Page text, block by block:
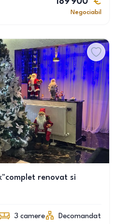
Negociabil
renovat si
3 camere Decomandat